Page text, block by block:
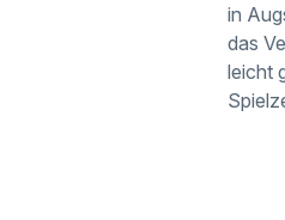
in
das
leicht